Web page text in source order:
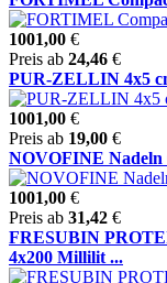
1001,00 €
Preis ab 24,46 €
PUR-ZELLIN 4x5
1001,00 €
Preis ab 19,00 €
NOVOFINE Nadeln
1001,00 €
Preis ab 31,42 €
FRESUBIN
4x200 Millilit ...